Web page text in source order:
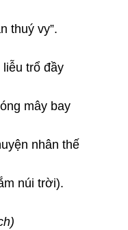
thuý vy”.
liễu trổ đầy
mây bay
nhân thế
núi trời).